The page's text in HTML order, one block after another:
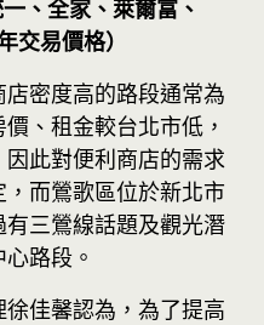
、全家、萊爾富、
交易價格）
密度高的路段通常為
、租金較台北市低，
此對便利商店的需求
而鶯歌區位於新北市
三鶯線話題及觀光潛
路段。
佳馨認為，為了提高